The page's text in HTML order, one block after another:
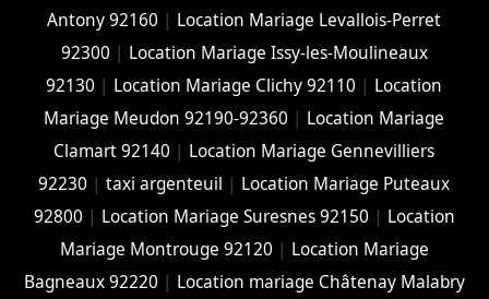
Antony 92160 | Location Mariage Levallois-Perret
92300 | Location Mariage Issy-les-Moulineaux
92130 | Location Mariage Clichy 92110 | Location
Mariage Meudon 92190-92360 | Location Mariage
Clamart 92140 | Location Mariage Gennevilliers
92230 |taxi argenteuil | Location Mariage Puteaux
92800 | Location Mariage Suresnes 92150 | Location
Mariage Montrouge 92120 | Location Mariage
Bagneaux 92220 | Location mariage Châtenay Malabry